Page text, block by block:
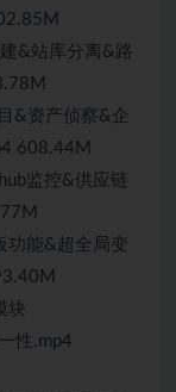
&站库分离&路
&资产侦察&企
608.44M
监控&供应链
功能&超全局变
块
性.mp4